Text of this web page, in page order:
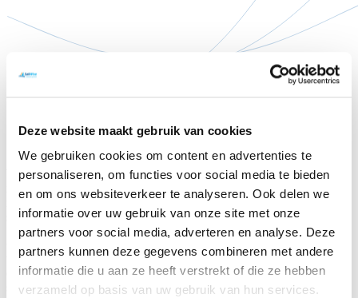
Deze website maakt gebruik van cookies
We gebruiken cookies om content en advertenties te
personaliseren, om functies voor social media te bieden
en om ons websiteverkeer te analyseren. Ook delen we
informatie over uw gebruik van onze site met onze
partners voor social media, adverteren en analyse. Deze
partners kunnen deze gegevens combineren met andere
informatie die u aan ze heeft verstrekt of die ze hebben
verzameld op basis van uw gebruik van hun services.
Stagiair(e) Marketing en Communicatie
Van volger naar koersbepaler? Dit is jouw kans! Word jij onze
nieuwe stagiair Marketing & Communicatie? Laat ons dan op jouw
manier weten waarom jij deze stageplek moet krijgen. Stuur je
sollicitatie naarinfo@sailwise.nl.
Over de stage
Voor ons team Communicatie & Marketing zoeken
we een stagiair die wil meebouwen aan onze zichtbaarheid,
campagnes en positionering. Of het nu gaat om content maken voor
social media of meedraaien in marketingprojecten of voorbereiden